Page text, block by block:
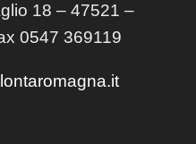
18 – 47521 –
0547 369119